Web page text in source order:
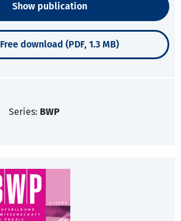
Show publication
Free download (PDF, 1.3 MB)
Series: BWP